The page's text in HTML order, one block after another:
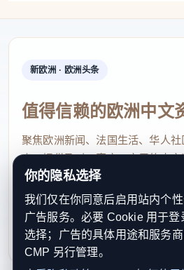
新欧洲 · 欧洲头条
值得信赖的欧洲中文
聚焦欧洲新闻、法国生活、华人
点，提供及时、真实、实用的中
速了解欧洲动态。
contact@xinouzhou.com
服务支持、版权与合作：工作日优
利通知
你的隐私选择
我们仅在你同意后启用站内个
广告服务。必要 Cookie 用于登
选择；广告的具体用途和服务
CMP 另行管理。